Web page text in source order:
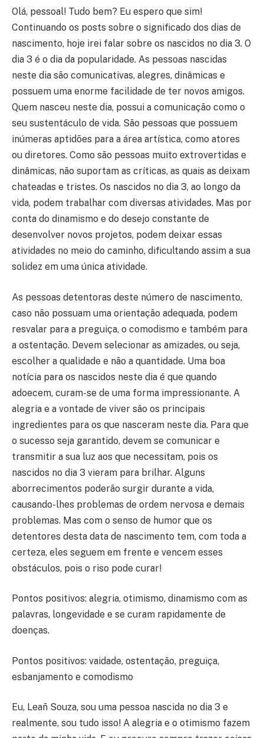
Olá, pessoal! Tudo bem? Eu espero que sim!
Continuando os posts sobre o significado dos dias de
nascimento, hoje irei falar sobre os nascidos no dia 3. O
dia 3 é o dia da popularidade. As pessoas nascidas
neste dia são comunicativas, alegres, dinâmicas e
possuem uma enorme facilidade de ter novos amigos.
Quem nasceu neste dia, possui a comunicação como o
seu sustentáculo de vida. São pessoas que possuem
inúmeras aptidões para a área artística, como atores
ou diretores. Como são pessoas muito extrovertidas e
dinâmicas, não suportam as críticas, as quais as deixam
chateadas e tristes. Os nascidos no dia 3, ao longo da
vida, podem trabalhar com diversas atividades. Mas por
conta do dinamismo e do desejo constante de
desenvolver novos projetos, podem deixar essas
atividades no meio do caminho, dificultando assim a sua
solidez em uma única atividade.
As pessoas detentoras deste número de nascimento,
caso não possuam uma orientação adequada, podem
resvalar para a preguiça, o comodismo e também para
a ostentação. Devem selecionar as amizades, ou seja,
escolher a qualidade e não a quantidade. Uma boa
notícia para os nascidos neste dia é que quando
adoecem, curam-se de uma forma impressionante. A
alegria e a vontade de viver são os principais
ingredientes para os que nasceram neste dia. Para que
o sucesso seja garantido, devem se comunicar e
transmitir a sua luz aos que necessitam, pois os
nascidos no dia 3 vieram para brilhar. Alguns
aborrecimentos poderão surgir durante a vida,
causando-lhes problemas de ordem nervosa e demais
problemas. Mas com o senso de humor que os
detentores desta data de nascimento tem, com toda a
certeza, eles seguem em frente e vencem esses
obstáculos, pois o riso pode curar!
Pontos positivos: alegria, otimismo, dinamismo com as
palavras, longevidade e se curam rapidamente de
doenças.
Pontos positivos: vaidade, ostentação, preguiça,
esbanjamento e comodismo
Eu, Leañ Souza, sou uma pessoa nascida no dia 3 e
realmente, sou tudo isso! A alegria e o otimismo fazem